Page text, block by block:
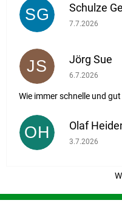
SG Schulze
Die Shop-
7.7.2026
JS Jörg Sue
Die Shop-
6.7.2026
Wie immer schnelle und
OH Olaf
Die Shop-
3.7.2026
F